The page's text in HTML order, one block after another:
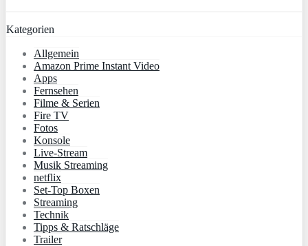
Kategorien
Allgemein
Amazon Prime Instant Video
Apps
Fernsehen
Filme & Serien
Fire TV
Fotos
Konsole
Live-Stream
Musik Streaming
netflix
Set-Top Boxen
Streaming
Technik
Tipps & Ratschläge
Trailer